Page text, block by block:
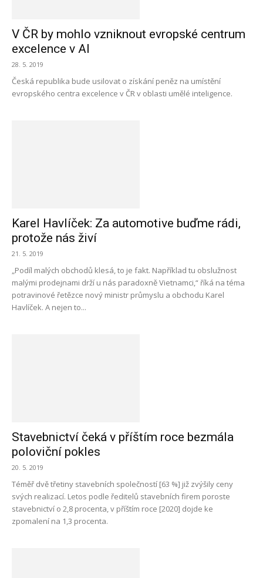
V ČR by mohlo vzniknout evropské centrum
excelence v AI
28. 5. 2019
Česká republika bude usilovat o získání peněz na umístění
evropského centra excelence v ČR v oblasti umělé inteligence.
Karel Havlíček: Za automotive buďme rádi,
protože nás živí
21. 5. 2019
„Podíl malých obchodů klesá, to je fakt. Například tu obslužnost
malými prodejnami drží u nás paradoxně Vietnamci,“ říká na téma
potravinové řetězce nový ministr průmyslu a obchodu Karel
Havlíček. A nejen to...
Stavebnictví čeká v příštím roce bezmála
poloviční pokles
20. 5. 2019
Téměř dvě třetiny stavebních společností [63 %] již zvýšily ceny
svých realizací. Letos podle ředitelů stavebních firem poroste
stavebnictví o 2,8 procenta, v příštím roce [2020] dojde ke
zpomalení na 1,3 procenta.